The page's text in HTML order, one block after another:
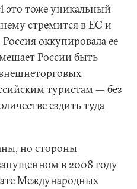
это тоже уникальный
стремится в ЕС и
оккупировала ее
России быть
туристам — без
ездить туда
но стороны
в 2008 году
Международных